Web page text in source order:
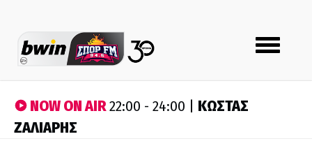
Toggle
navigation
NOW ON AIR22:00 - 24:00 | ΚΩΣΤΑΣ
ΖΑΛΙΑΡΗΣ